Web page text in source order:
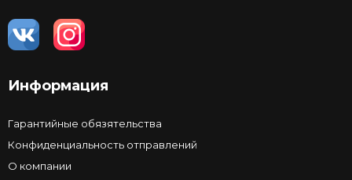
Информация
Гарантийные обязятельства
Конфиденциальность отправлений
О компании